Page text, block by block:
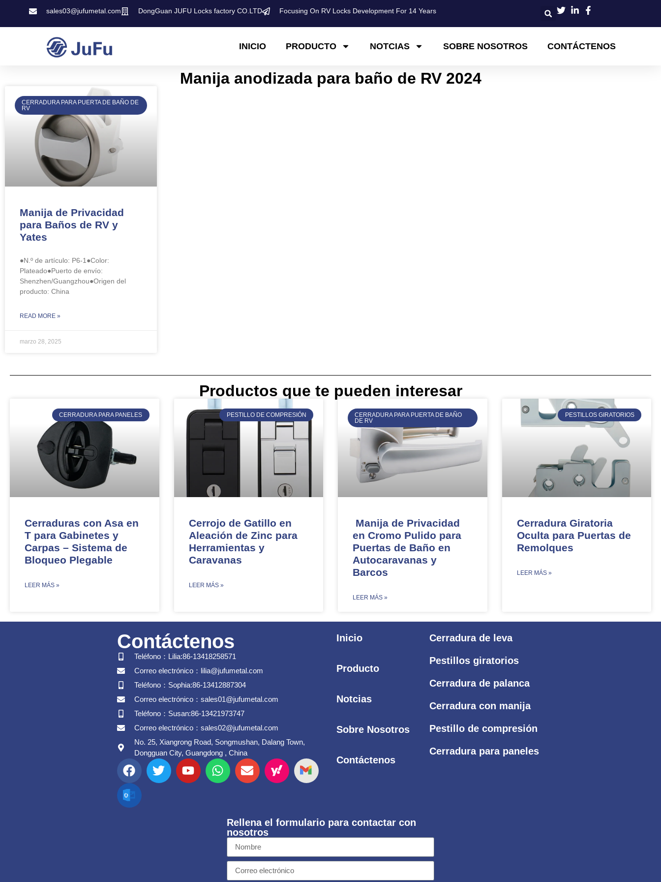
sales03@jufumetal.com DongGuan JUFU Locks factory CO.LTD Focusing On RV Locks Development For 14 Years
INICIO PRODUCTO NOTCIAS SOBRE NOSOTROS CONTÁCTENOS
Manija anodizada para baño de RV 2024
CERRADURA PARA PUERTA DE BAÑO DE
RV
Manija de Privacidad
para Baños de RV y
Yates
●N.º de artículo: ​P6-1●Color:
Plateado●Puerto de envío:
Shenzhen/Guangzhou●Origen del
producto: China
READ MORE »
marzo 28, 2025
Productos que te pueden interesar
CERRADURA PARA PANELES
Cerraduras con Asa en
T para Gabinetes y
Carpas – Sistema de
Bloqueo Plegable
​LEER MÁS »
PESTILLO DE COMPRESIÓN
Cerrojo de Gatillo en
Aleación de Zinc para
Herramientas y
Caravanas
​LEER MÁS »
CERRADURA PARA PUERTA DE BAÑO
DE RV
Manija de Privacidad
en Cromo Pulido para
Puertas de Baño en
Autocaravanas y
Barcos
​LEER MÁS »
PESTILLOS GIRATORIOS
Cerradura Giratoria
Oculta para Puertas de
Remolques​​
​LEER MÁS »
Contáctenos
Teléfono：Lilia:86-13418258571
Correo electrónico：lilia@jufumetal.com
Teléfono：Sophia:86-13412887304
Correo electrónico：sales01@jufumetal.com
Teléfono：Susan:86-13421973747
Correo electrónico：sales02@jufumetal.com
No. 25, Xiangrong Road, Songmushan, Dalang Town,
Dongguan City, Guangdong , China
Inicio
Producto
Notcias
Sobre Nosotros
Contáctenos
Cerradura de leva
Pestillos giratorios
Cerradura de palanca
Cerradura con manija
Pestillo de compresión
Cerradura para paneles
Rellena el formulario para contactar con
nosotros